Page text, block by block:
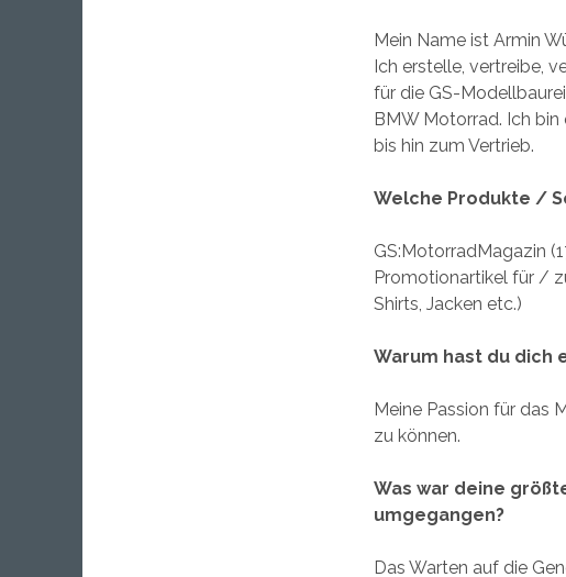
Mein Name ist Armin
Ich erstelle, vertreibe,
für die GS-
BMW Motorrad. Ich
bis hin zum Vertrieb.
Welche Produkte /
GS:MotorradMagazin
Promotionartikel für /
Shirts, Jacken etc.)
Warum hast du dich
Meine Passion für das
zu können.
Was war deine
umgegangen?
Das Warten auf die